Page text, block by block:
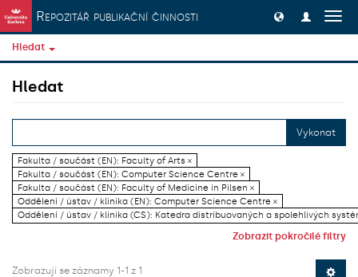
Přeskočit na obsah
Repozitář publikační činnosti
Hledat
Hledat
Vykonat
Fakulta / součást (EN): Faculty of Arts ×
Fakulta / součást (EN): Computer Science Centre ×
Fakulta / součást (EN): Faculty of Medicine in Pilsen ×
Oddělení / ústav / klinika (EN): Computer Science Centre ×
Oddělení / ústav / klinika (CS): Katedra distribuovaných a spolehlivých
Zobrazit pokročilé filtry
Zobrazují se záznamy 1-1 z 1